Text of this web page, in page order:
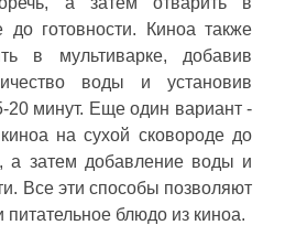
до готовности. Киноа также
в мультиварке, добавив
воды и установив
20 минут. Еще один вариант -
на сухой сковороде до
а затем добавление воды и
Все эти способы позволяют
питательное блюдо из киноа.